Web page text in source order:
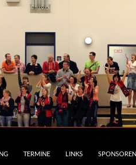
TERMINE LINKS SPONSOREN